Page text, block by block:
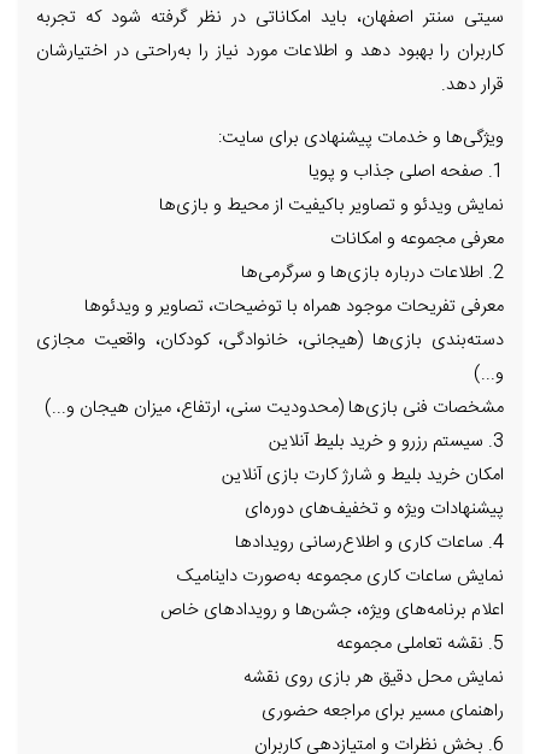
سیتی سنتر اصفهان، باید امکاناتی در نظر گرفته شود که تجربه
کاربران را بهبود دهد و اطلاعات مورد نیاز را به‌راحتی در اختیارشان
قرار دهد.
ویژگی‌ها و خدمات پیشنهادی برای سایت:
1. صفحه اصلی جذاب و پویا
نمایش ویدئو و تصاویر باکیفیت از محیط و بازی‌ها
معرفی مجموعه و امکانات
2. اطلاعات درباره بازی‌ها و سرگرمی‌ها
معرفی تفریحات موجود همراه با توضیحات، تصاویر و ویدئوها
دسته‌بندی بازی‌ها (هیجانی، خانوادگی، کودکان، واقعیت مجازی
و...)
مشخصات فنی بازی‌ها (محدودیت سنی، ارتفاع، میزان هیجان و...)
3. سیستم رزرو و خرید بلیط آنلاین
امکان خرید بلیط و شارژ کارت بازی آنلاین
پیشنهادات ویژه و تخفیف‌های دوره‌ای
4. ساعات کاری و اطلاع‌رسانی رویدادها
نمایش ساعات کاری مجموعه به‌صورت داینامیک
اعلام برنامه‌های ویژه، جشن‌ها و رویدادهای خاص
5. نقشه تعاملی مجموعه
نمایش محل دقیق هر بازی روی نقشه
راهنمای مسیر برای مراجعه حضوری
6. بخش نظرات و امتیازدهی کاربران